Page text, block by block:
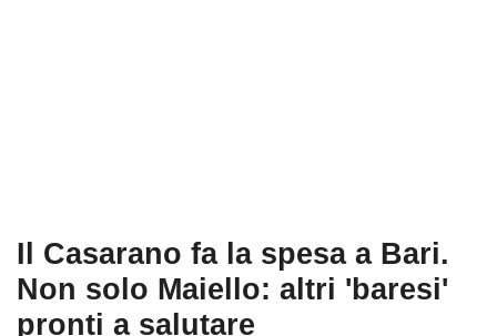
Il Casarano fa la spesa a Bari.
Non solo Maiello: altri 'baresi'
pronti a salutare